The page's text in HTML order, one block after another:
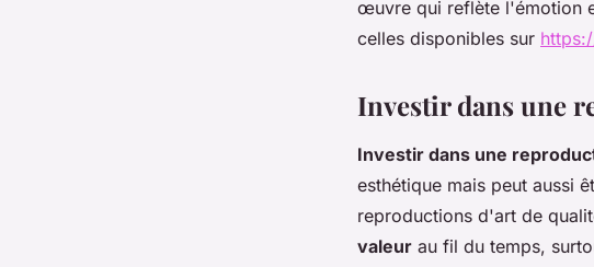
œuvre qui reflète l'émotion
celles disponibles sur
Investir dans une
Investir dans une
esthétique mais peut aussi
reproductions d'art de
valeur au fil du temps,